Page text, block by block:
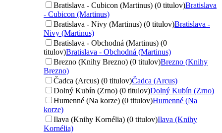
Bratislava - Cubicon (Martinus) (0 titulov)Bratislava
- Cubicon (Martinus)
Bratislava - Nivy (Martinus) (0 titulov)Bratislava -
Nivy (Martinus)
Bratislava - Obchodná (Martinus) (0
titulov)Bratislava - Obchodná (Martinus)
Brezno (Knihy Brezno) (0 titulov)Brezno (Knihy
Brezno)
Čadca (Arcus) (0 titulov)Čadca (Arcus)
Dolný Kubín (Zrno) (0 titulov)Dolný Kubín (Zrno)
Humenné (Na korze) (0 titulov)Humenné (Na
korze)
Ilava (Knihy Kornélia) (0 titulov)Ilava (Knihy
Kornélia)